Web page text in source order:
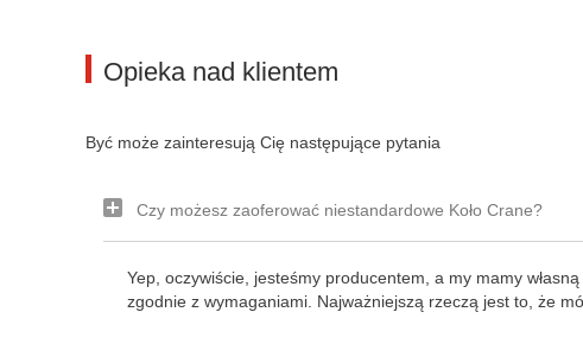
Opieka nad klientem
Być może zainteresują Cię następujące pytania
Czy możesz zaoferować niestandardowe Koło Crane?
Yep, oczywiście, jesteśmy producentem, a my mamy
zgodnie z wymaganiami. Najważniejszą rzeczą jest to, że